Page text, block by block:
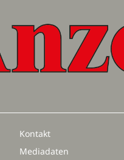
Kontakt
Mediadaten